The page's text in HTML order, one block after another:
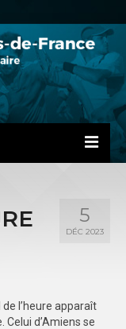
5
DÉC 2023
l’heure apparaît
d’Amiens se